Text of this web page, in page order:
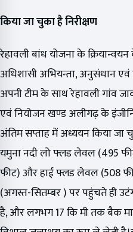
किया जा चुका है निरीक्षण
रेहावली बांध योजना के
अधिशासी अभियन्ता, अनुसंधान एवं
अपनी टीम के साथ रेहावली गांव
एवं नियोजन खण्ड अलीगढ़ के
अंतिम सप्ताह में अध्ययन किया जा
यमुना नदी लो फ्लड लेवल (495
फीट) और हाई फ्लड लेवल (508
(अगस्त-सितम्बर ) पर पहुंचते ही
है, और लगभग 17 कि मी तक बैक